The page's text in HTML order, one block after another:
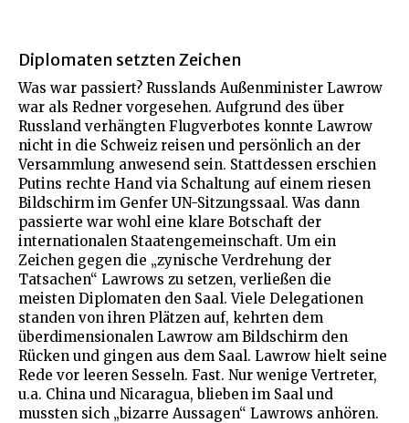
Diplomaten setzten Zeichen
Was war passiert? Russlands Außenminister Lawrow
war als Redner vorgesehen. Aufgrund des über
Russland verhängten Flugverbotes konnte Lawrow
nicht in die Schweiz reisen und persönlich an der
Versammlung anwesend sein. Stattdessen erschien
Putins rechte Hand via Schaltung auf einem riesen
Bildschirm im Genfer UN-Sitzungssaal. Was dann
passierte war wohl eine klare Botschaft der
internationalen Staatengemeinschaft. Um ein
Zeichen gegen die „zynische Verdrehung der
Tatsachen“ Lawrows zu setzen, verließen die
meisten Diplomaten den Saal. Viele Delegationen
standen von ihren Plätzen auf, kehrten dem
überdimensionalen Lawrow am Bildschirm den
Rücken und gingen aus dem Saal. Lawrow hielt seine
Rede vor leeren Sesseln. Fast. Nur wenige Vertreter,
u.a. China und Nicaragua, blieben im Saal und
mussten sich „bizarre Aussagen“ Lawrows anhören.